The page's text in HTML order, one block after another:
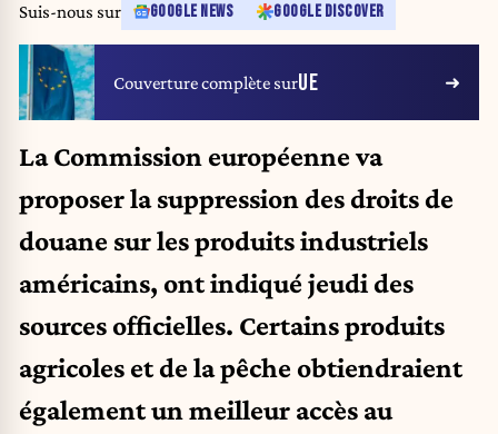
Suis-nous sur GOOGLE NEWS GOOGLE DISCOVER
Couverture complète surUE
La Commission européenne va
proposer la suppression des droits de
douane sur les produits industriels
américains, ont indiqué jeudi des
sources officielles. Certains produits
agricoles et de la pêche obtiendraient
également un meilleur accès au